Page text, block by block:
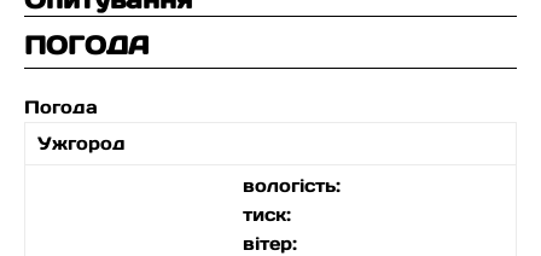
ПОГОДА
Погода
Ужгород
вологість:
тиск:
вітер: